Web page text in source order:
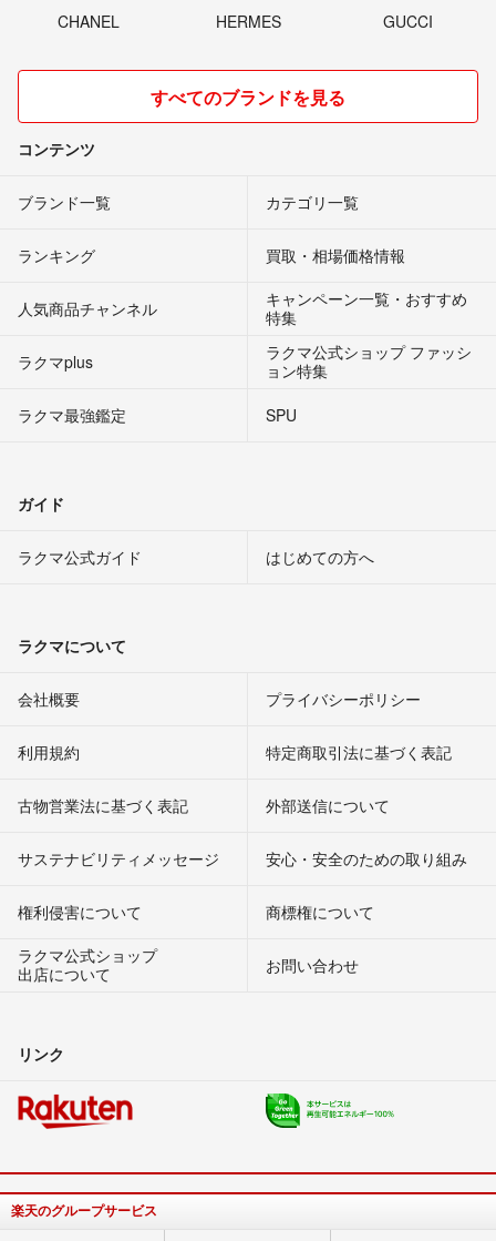
CHANEL HERMES GUCCI
すべてのブランドを見る
コンテンツ
ブランド一覧 カテゴリ一覧
ランキング 買取・相場価格情報
人気商品チャンネル
キャンペーン一覧・おすすめ
特集
ラクマplus
ラクマ公式ショップ ファッシ
ョン特集
ラクマ最強鑑定
SPU
ガイド
ラクマ公式ガイド はじめての方へ
ラクマについて
会社概要 プライバシーポリシー
利用規約 特定商取引法に基づく表記
古物営業法に基づく表記 外部送信について
サステナビリティメッセージ 安心・安全のための取り組み
権利侵害について
商標権について
ラクマ公式ショップ
出店について
お問い合わせ
リンク
楽天のグループサービス